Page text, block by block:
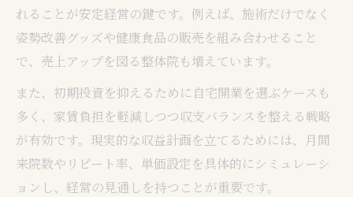
れることが安定経営の鍵です。例えば、施術だけでなく
姿勢改善グッズや健康食品の販売を組み合わせること
で、売上アップを図る整体院も増えています。
また、初期投資を抑えるために自宅開業を選ぶケースも
多く、家賃負担を軽減しつつ収支バランスを整える戦略
が有効です。現実的な収益計画を立てるためには、月間
来院数やリピート率、単価設定を具体的にシミュレーシ
ョンし、経営の見通しを持つことが重要です。